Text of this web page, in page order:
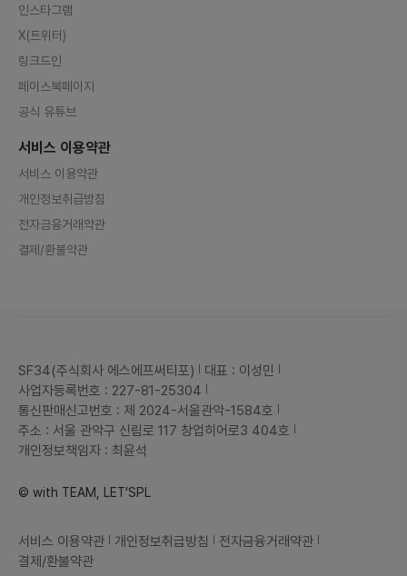
인스타그램
X(트위터)
링크드인
페이스북페이지
공식 유튜브
서비스 이용약관
서비스 이용약관
개인정보취급방침
전자금융거래약관
결제/환불약관
SF34(주식회사 에스에프써티포)
대표 : 이성민
사업자등록번호 : 227-81-25304
통신판매신고번호 : 제 2024-서울관악-1584호
주소 : 서울 관악구 신림로 117 창업히어로3 404호
개인정보책임자 : 최윤석
© with TEAM, LET'SPL
서비스 이용약관 개인정보취급방침
전자금융거래약관
결제/환불약관